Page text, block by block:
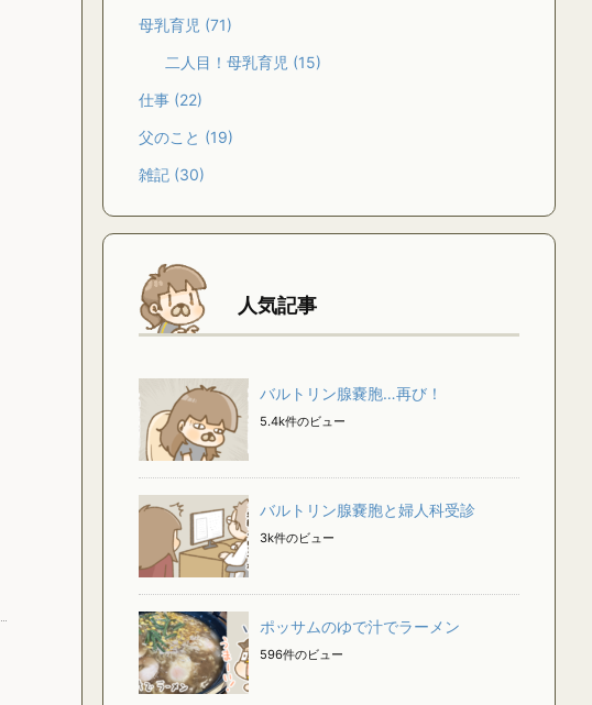
母乳育児 (71)
二人目！母乳育児 (15)
仕事 (22)
父のこと (19)
雑記 (30)
人気記事
バルトリン腺嚢胞…再び！
5.4k件のビュー
バルトリン腺嚢胞と婦人科受診
3k件のビュー
ポッサムのゆで汁でラーメン
596件のビュー